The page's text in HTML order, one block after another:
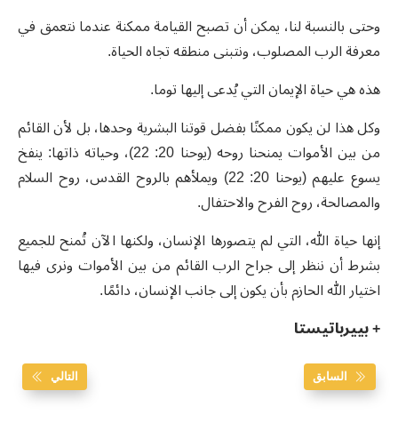
وحتى بالنسبة لنا، يمكن أن تصبح القيامة ممكنة عندما نتعمق في
معرفة الرب المصلوب، ونتبنى منطقه تجاه الحياة.
هذه هي حياة الإيمان التي يُدعى إليها توما.
وكل هذا لن يكون ممكنًا بفضل قوتنا البشرية وحدها، بل لأن القائم
من بين الأموات يمنحنا روحه (يوحنا 20: 22)، وحياته ذاتها: ينفخ
يسوع عليهم (يوحنا 20: 22) ويملأهم بالروح القدس، روح السلام
والمصالحة، روح الفرح والاحتفال.
إنها حياة الله، التي لم يتصورها الإنسان، ولكنها الآن تُمنح للجميع
بشرط أن ننظر إلى جراح الرب القائم من بين الأموات ونرى فيها
اختيار الله الحازم بأن يكون إلى جانب الإنسان، دائمًا.
+ بييرباتيستا
السابق التالي